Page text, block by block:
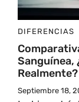
DIFERENCIAS
Sanguínea,
Realmente?
Septiembre 18,